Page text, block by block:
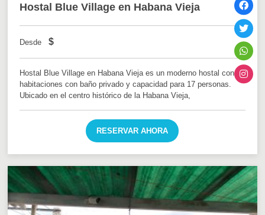
Hostal Blue Village en Habana Vieja
Desde $
Hostal Blue Village en Habana Vieja es un moderno hostal con 6
habitaciones con baño privado y capacidad para 17 personas.
Ubicado en el centro histórico de la Habana Vieja,
RESERVAR AHORA